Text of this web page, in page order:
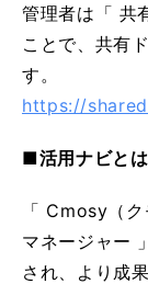
管理者は「 共
ことで、共有
す。
https://
■活用ナビとは
「 Cmosy（
マネージャー
され、より成